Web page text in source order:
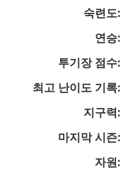
숙련도:
연승:
투기장 점수:
최고 난이도 기록:
지구력:
마지막 시즌:
자원: